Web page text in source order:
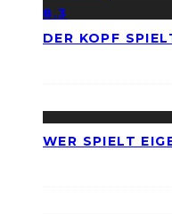
8.3
DER KOPF
WER SPIELT